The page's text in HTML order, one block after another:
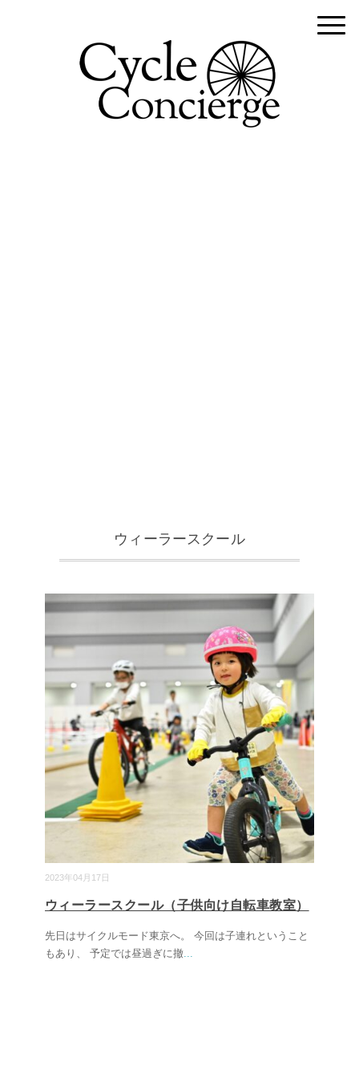
ウィーラースクール
2023年04月17日
ウィーラースクール（子供向け自転車教室）
先日はサイクルモード東京へ。 今回は子連れということ
もあり、 予定では昼過ぎに撤...